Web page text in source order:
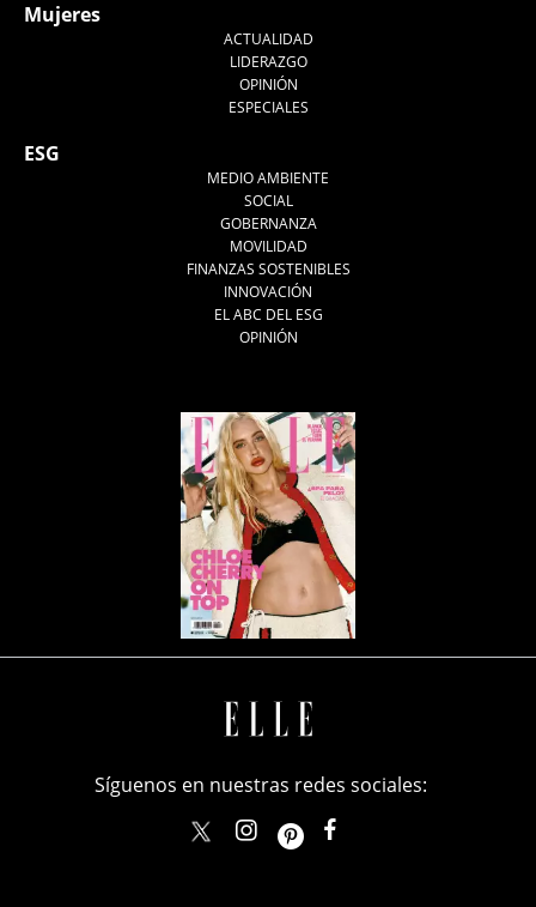
Mujeres
ACTUALIDAD
LIDERAZGO
OPINIÓN
ESPECIALES
ESG
MEDIO AMBIENTE
SOCIAL
GOBERNANZA
MOVILIDAD
FINANZAS SOSTENIBLES
INNOVACIÓN
EL ABC DEL ESG
OPINIÓN
Síguenos en nuestras redes sociales:
elle_mexicoellemexico